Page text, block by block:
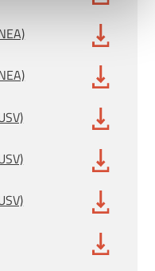
findest du unsere